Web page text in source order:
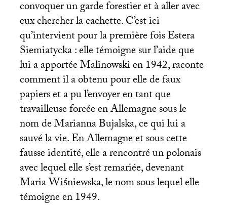
convoquer un garde forestier et à aller avec
eux chercher la cachette. C’est ici
qu’intervient pour la première fois Estera
Siemiatycka : elle témoigne sur l’aide que
lui a apportée Malinowski en 1942, raconte
comment il a obtenu pour elle de faux
papiers et a pu l’envoyer en tant que
travailleuse forcée en Allemagne sous le
nom de Marianna Bujalska, ce qui lui a
sauvé la vie. En Allemagne et sous cette
fausse identité, elle a rencontré un polonais
avec lequel elle s’est remariée, devenant
Maria Wiśniewska, le nom sous lequel elle
témoigne en 1949.